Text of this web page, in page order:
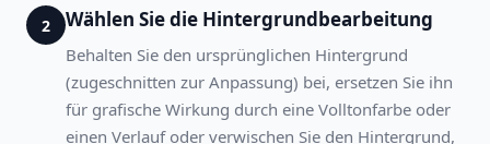
2 Wählen Sie die Hintergrundbearbeitung
Behalten Sie den ursprünglichen Hintergrund
(zugeschnitten zur Anpassung) bei, ersetzen Sie ihn
für grafische Wirkung durch eine Volltonfarbe oder
einen Verlauf oder verwischen Sie den Hintergrund,